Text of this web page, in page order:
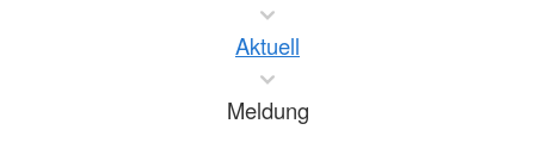
Aktuell
Meldung